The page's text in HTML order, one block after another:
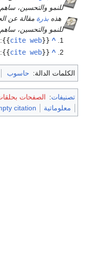
للنمو والتحسين،
هذه بذرة مقالة عن
للنمو والتحسين،
^
{{
cite web
}}
:
^
{{
cite web
}}
:
الكلمات الدالة: حاسوب
تصنيفات: الصفحات
معلوماتية
citation